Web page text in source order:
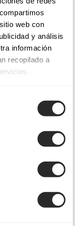
web con
y análisis
información
recopilado a